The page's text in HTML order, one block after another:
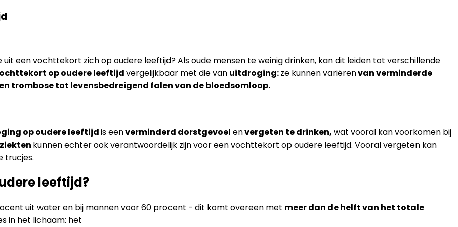
een vochttekort zich op oudere leeftijd? Als oude mensen te weinig drinken, kan dit leiden tot verschillende
op oudere leeftijdvergelijkbaar met die van uitdroging:ze kunnen variërenvan verminderde
trombose tot levensbedreigend falen van de bloedsomloop.
op oudere leeftijdis eenverminderd dorstgevoel envergeten te drinken,wat vooral kan voorkomen bij
kunnen echter ook verantwoordelijk zijn voor een vochttekort op oudere leeftijd. Vooral vergeten kan
trucjes.
leeftijd?
uit water en bij mannen voor 60 procent - dit komt overeen met meer dan de helft van het totale
in het lichaam: het